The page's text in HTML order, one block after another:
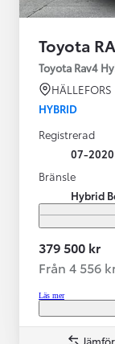
Toyota
Toyota Rav4
HÄLLEFORS
HYBRID
Registrerad
07-2020
Bränsle
Hybrid
379 500 kr
Från 4 556
Läs mer